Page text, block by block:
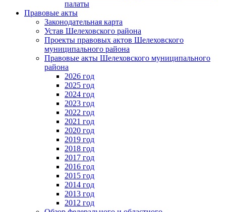
палаты
Правовые акты
Законодательная карта
Устав Шелеховского района
Проекты правовых актов Шелеховского
муниципального района
Правовые акты Шелеховского муниципального
района
2026 год
2025 год
2024 год
2023 год
2022 год
2021 год
2020 год
2019 год
2018 год
2017 год
2016 год
2015 год
2014 год
2013 год
2012 год